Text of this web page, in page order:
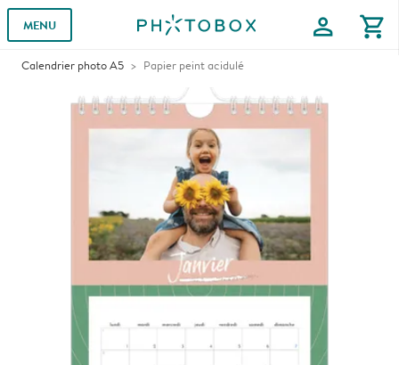
MENU profile shopping_cart
Calendrier photo A5 Papier peint acidulé